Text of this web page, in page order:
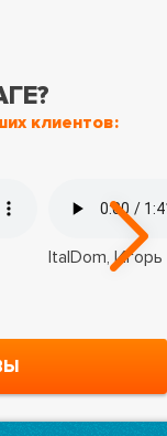
клиентов:
ItalDom, Игорь